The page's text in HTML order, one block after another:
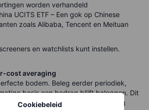
Cookiebeleid
worden verhandeld
UCITS ETF – Een gok op Chinese
zoals Alibaba, Tencent en Meituan
en watchlists kunt instellen.
cost averaging
bodem. Beleg eerder periodiek,
basis een bedrag blijft beleggen. Dit
spreidt de instapprijs – vooral nuttig